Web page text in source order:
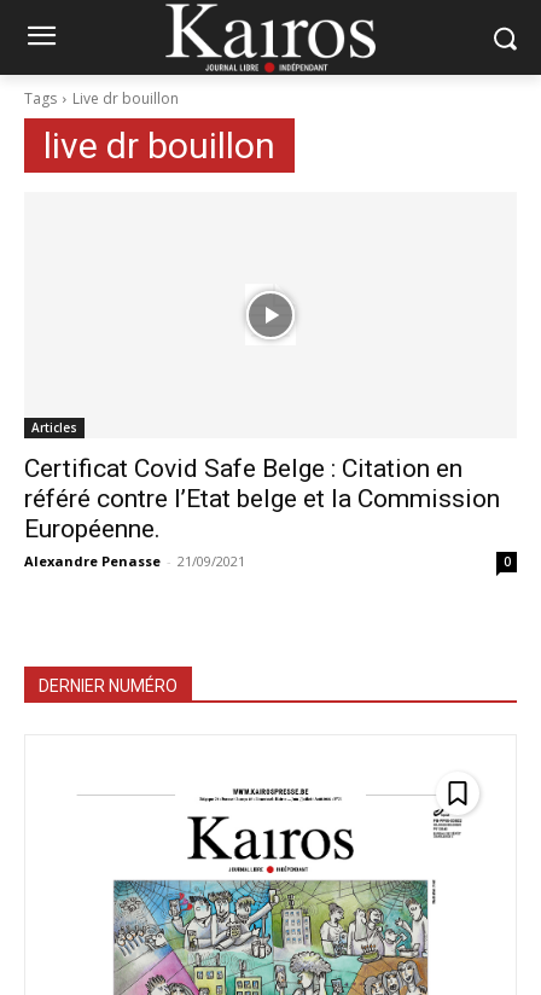
Tags Live dr bouillon
live dr bouillon
Articles
Certificat Covid Safe Belge : Citation en
référé contre l’Etat belge et la Commission
Européenne.
Alexandre Penasse - 21/09/2021 0
DERNIER NUMÉRO